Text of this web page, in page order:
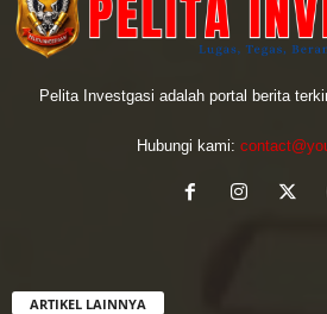
Pelita Investgasi adalah portal berita
Hubungi kami:
ARTIKEL LAINNYA